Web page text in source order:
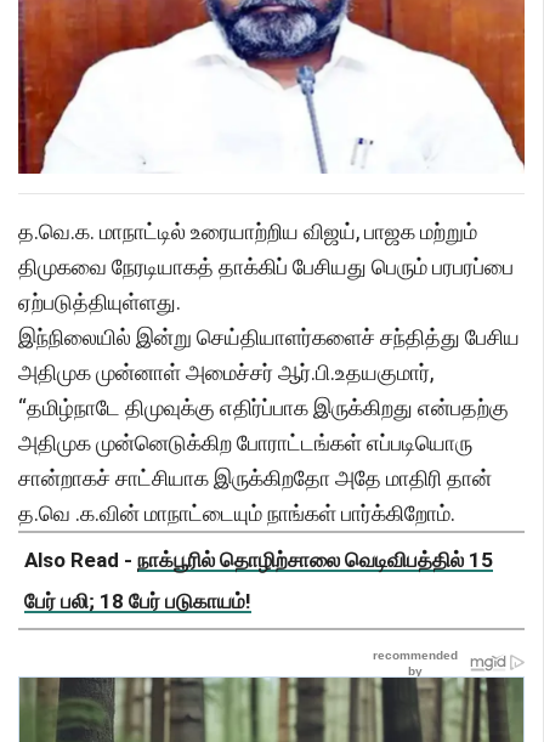
த.வெ.க. மாநாட்டில் உரையாற்றிய விஜய், பாஜக மற்றும்
திமுகவை நேரடியாகத் தாக்கிப் பேசியது பெரும் பரபரப்பை
ஏற்படுத்தியுள்ளது.
இந்நிலையில் இன்று செய்தியாளர்களைச் சந்தித்து பேசிய
அதிமுக முன்னாள் அமைச்சர் ஆர்.பி.உதயகுமார்,
“தமிழ்நாடே திமுவுக்கு எதிர்ப்பாக இருக்கிறது என்பதற்கு
அதிமுக முன்னெடுக்கிற போராட்டங்கள் எப்படியொரு
சான்றாகச் சாட்சியாக இருக்கிறதோ அதே மாதிரி தான்
த.வெ .க.வின் மாநாட்டையும் நாங்கள் பார்க்கிறோம்.
Also Read - நாக்பூரில் தொழிற்சாலை வெடிவிபத்தில் 15
பேர் பலி; 18 பேர் படுகாயம்!